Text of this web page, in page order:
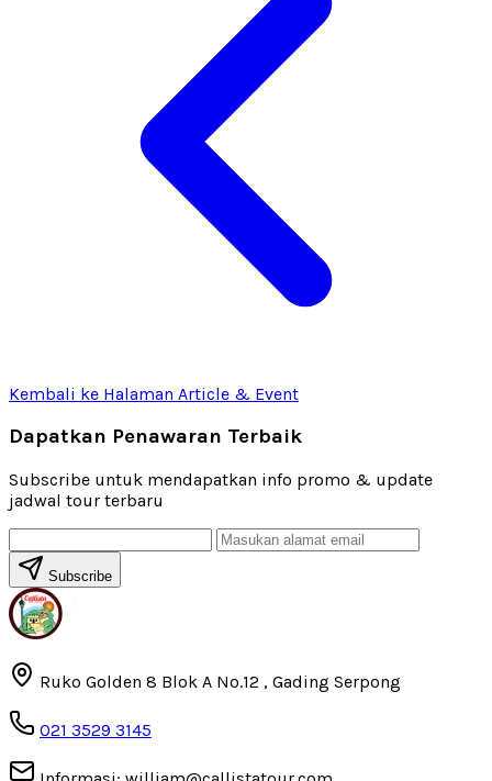
Kembali ke Halaman Article & Event
Dapatkan Penawaran Terbaik
Subscribe untuk mendapatkan info promo & update
jadwal tour terbaru
Subscribe
Ruko Golden 8 Blok A No.12 , Gading Serpong
021 3529 3145